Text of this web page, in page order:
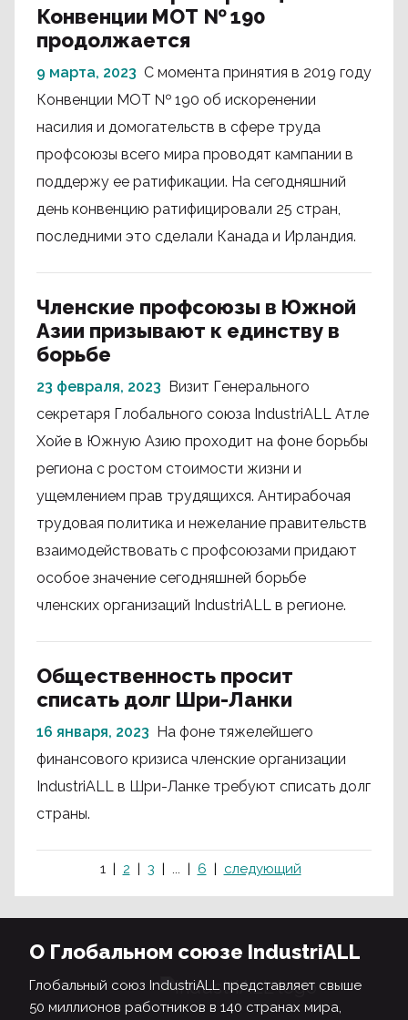
Конвенции МОТ № 190
продолжается
9 марта, 2023 С момента принятия в 2019 году
Конвенции МОТ № 190 об искоренении
насилия и домогательств в сфере труда
профсоюзы всего мира проводят кампании в
поддержу ее ратификации. На сегодняшний
день конвенцию ратифицировали 25 стран,
последними это сделали Канада и Ирландия.
Членские профсоюзы в Южной
Азии призывают к единству в
борьбе
23 февраля, 2023 Визит Генерального
секретаря Глобального союза IndustriALL Атле
Хойе в Южную Азию проходит на фоне борьбы
региона с ростом стоимости жизни и
ущемлением прав трудящихся. Антирабочая
трудовая политика и нежелание правительств
взаимодействовать с профсоюзами придают
особое значение сегодняшней борьбе
членских организаций IndustriALL в регионе.
Общественность просит
списать долг Шри-Ланки
16 января, 2023 На фоне тяжелейшего
финансового кризиса членские организации
IndustriALL в Шри-Ланке требуют списать долг
страны.
1 2 3 ... 6 следующий
О Глобальном союзе IndustriALL
Глобальный союз IndustriALL представляет свыше
50 миллионов работников в 140 странах мира,